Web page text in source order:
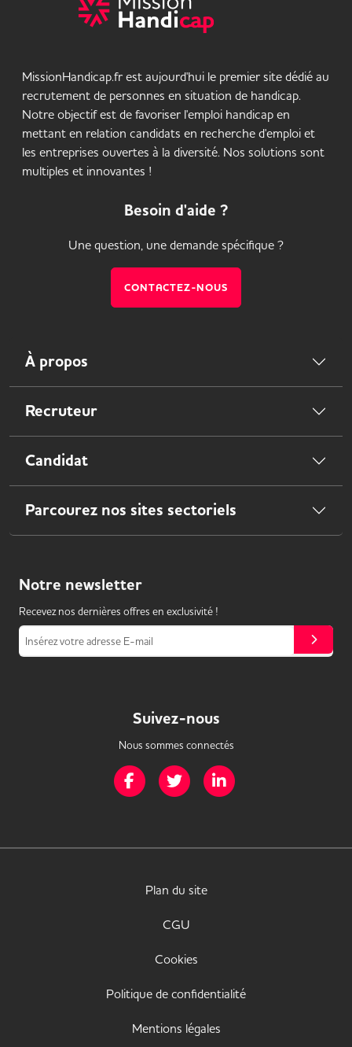
MissionHandicap.fr est aujourd'hui le premier site dédié au
recrutement de personnes en situation de handicap.
Notre objectif est de favoriser l'emploi handicap en
mettant en relation candidats en recherche d'emploi et
les entreprises ouvertes à la diversité. Nos solutions sont
multiples et innovantes !
Besoin d'aide ?
Une question, une demande spécifique ?
CONTACTEZ-NOUS
À propos
Recruteur
Candidat
Parcourez nos sites sectoriels
Notre newsletter
Recevez nos dernières offres en exclusivité !
Insérez votre adresse E-mail
Suivez-nous
Nous sommes connectés
Page Facebook de Mission Handicap
Page Twitter de Mission Handicap
Plan du site
CGU
Cookies
Politique de confidentialité
Mentions légales